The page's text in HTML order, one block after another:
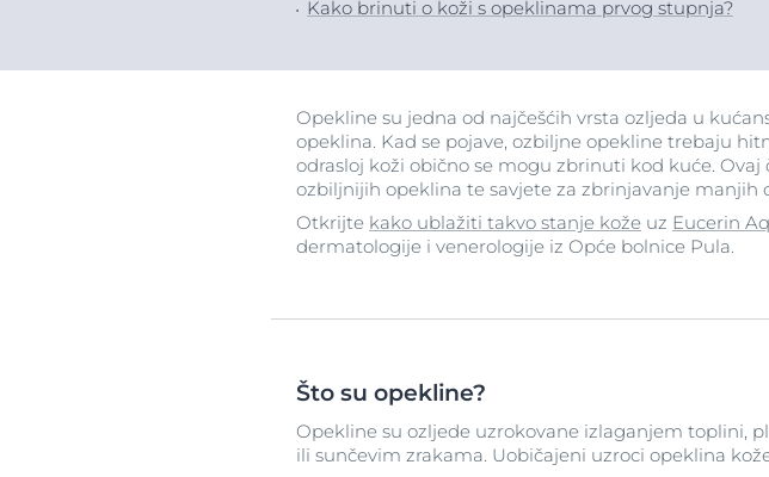
Znojenje
SPF 30 Koža koja stari
5.0273
Kupi
Kako brinuti o koži s opeklinama prvog stupnja?
Opekline su jedna od najčešćih vrsta ozljeda u
opeklina. Kad se pojave, ozbiljne opekline trebaju
odrasloj koži obično se mogu zbrinuti kod kuće.
ozbiljnijih opeklina te savjete za zbrinjavanje manjih
Otkrijte kako ublažiti takvo stanje kože uz Eucerin
dermatologije i venerologije iz Opće bolnice Pula.
Što su opekline?
Opekline su ozljede uzrokovane izlaganjem toplini,
ili sunčevim zrakama. Uobičajeni uzroci opeklina